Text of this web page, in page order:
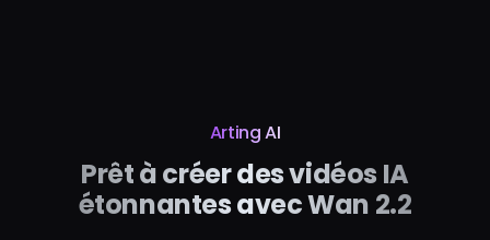
Arting AI
Prêt à créer des vidéos IA
étonnantes avec Wan 2.2